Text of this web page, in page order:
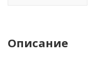
Описание